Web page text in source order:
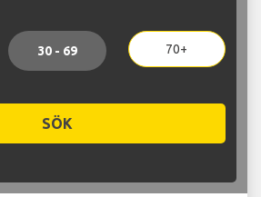
30 - 69 70+
SÖK